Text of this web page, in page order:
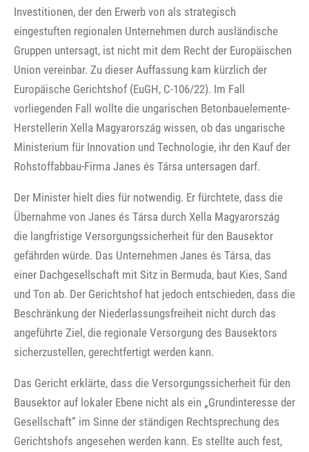
Investitionen, der den Erwerb von als strategisch
eingestuften regionalen Unternehmen durch ausländische
Gruppen untersagt, ist nicht mit dem Recht der Europäischen
Union vereinbar. Zu dieser Auffassung kam kürzlich der
Europäische Gerichtshof (EuGH, C-106/22). Im Fall
vorliegenden Fall wollte die ungarischen Betonbauelemente-
Herstellerin Xella Magyarország wissen, ob das ungarische
Ministerium für Innovation und Technologie, ihr den Kauf der
Rohstoffabbau-Firma Janes és Társa untersagen darf.
Der Minister hielt dies für notwendig. Er fürchtete, dass die
Übernahme von Janes és Társa durch Xella Magyarország
die langfristige Versorgungssicherheit für den Bausektor
gefährden würde. Das Unternehmen Janes és Társa, das
einer Dachgesellschaft mit Sitz in Bermuda, baut Kies, Sand
und Ton ab. Der Gerichtshof hat jedoch entschieden, dass die
Beschränkung der Niederlassungsfreiheit nicht durch das
angeführte Ziel, die regionale Versorgung des Bausektors
sicherzustellen, gerechtfertigt werden kann.
Das Gericht erklärte, dass die Versorgungssicherheit für den
Bausektor auf lokaler Ebene nicht als ein „Grundinteresse der
Gesellschaft“ im Sinne der ständigen Rechtsprechung des
Gerichtshofs angesehen werden kann. Es stellte auch fest,